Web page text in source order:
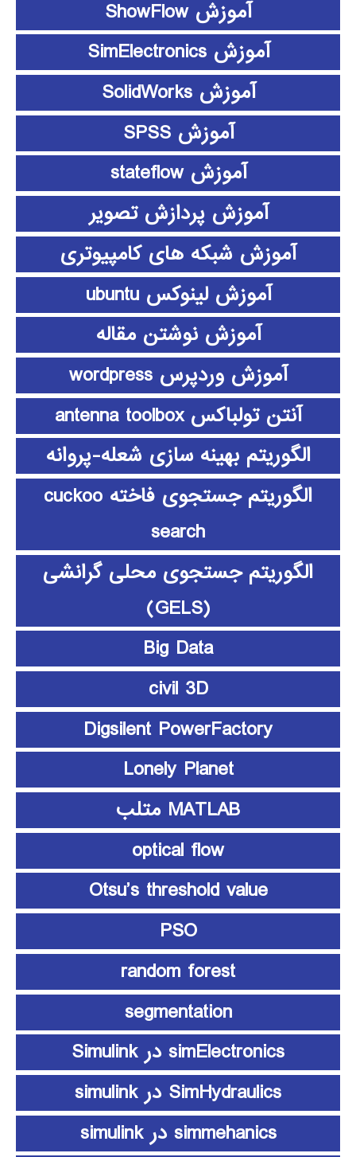
آموزش ShowFlow
آموزش SimElectronics
آموزش SolidWorks
آموزش SPSS
آموزش stateflow
آموزش پردازش تصویر
آموزش شبکه های کامپیوتری
آموزش لینوکس ubuntu
آموزش نوشتن مقاله
آموزش وردپرس wordpress
آنتن تولباکس antenna toolbox
الگوریتم بهینه سازی شعله-پروانه
الگوریتم جستجوی فاخته cuckoo
search
الگوریتم جستجوی محلی گرانشی
(GELS)
Big Data
civil 3D
Digsilent PowerFactory
Lonely Planet
MATLAB متلب
optical flow
Otsu’s threshold value
PSO
random forest
segmentation
simElectronics در Simulink
SimHydraulics در simulink
simmehanics در simulink